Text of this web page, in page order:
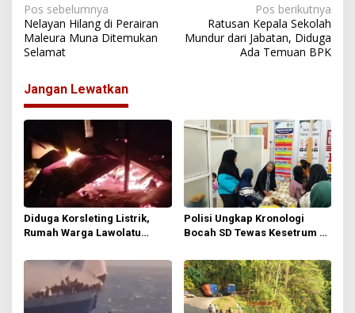
N
a
v
i
g
a
s
i
p
o
s
Pos sebelumnya
Nelayan Hilang di Perairan
Maleura Muna Ditemukan
Selamat
Pos berikutnya
Ratusan Kepala Sekolah
Mundur dari Jabatan, Diduga
Ada Temuan BPK
Jangan Lewatkan
Diduga Korsleting Listrik,
Rumah Warga Lawolatu
Polisi Ungkap Kronologi
Bocah SD Tewas Kesetrum di